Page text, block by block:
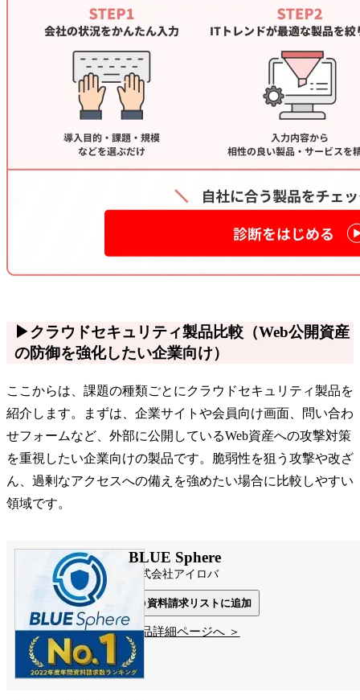
▶クラウドセキュリティ製品比較（Web公開資産
の防御を強化したい企業向け）
ここからは、課題の種類ごとにクラウドセキュリティ製品を
紹介します。まずは、企業サイトや会員向け画面、問い合わ
せフォームなど、外部に公開しているWeb資産への攻撃対策
を重視したい企業向けの製品です。脆弱性を狙う攻撃や改ざ
ん、過剰なアクセスへの備えを強めたい場合に比較しやすい
領域です。
BLUE Sphere
株式会社アイロバ
資料請求リストに追加
製品詳細ページへ ＞